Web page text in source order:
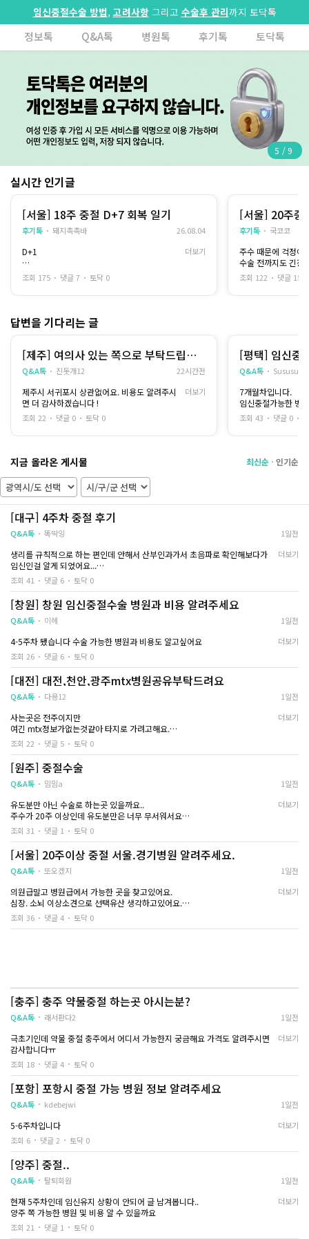
임신중절수술 방법, 고려사항그리고 수술후 관리까지 토닥톡
정보톡 Q&A톡 병원톡 후기톡 토닥톡
5 / 9
실시간 인기글
[서울] 18주 중절 D+7 회복 일기
후기톡 돼지촉촉바 26.08.04
D+1
집에 돌아온 뒤에는 몸도 마음도 많이 지쳐 있었
어요
최대한 쉬면서 몸을 회복하는 데만 집중했어요
수면 마취도 했었고 공복 시간이 길었어서 수술
그리고 수술 다음날에는 중절을 한 산부인과에
서 초음파 검사를 했어요
자궁 안에 남은 조직이 있을까 하는 부분 때문이
원장님께서 깨끗하게 잘 됐고 남은 조직도 없다
고 말씀해 주셨어요
그 말을 듣는 순간 수술이 끝났다는 안도감이 들
조금씩 움직일 수 있을 만큼 컨디션은 나아졌지
만
집에서 최대한 무리하지 않고 쉬면서 지냈어요
처음보다 몸은 한결 가벼워졌지만 작은 변화에
도 괜히 신경이 쓰이더라고요
출혈이 줄어드는지, 통증은 괜찮은지 하루에도
몇 번씩 몸 상태를 확인했습니다
D+5
걷는 것도 한결 편해졌고 일상생활도 조금씩 가
능해졌습니다
몸이 회복되고 있다는 게 느껴지니 마음도 아주
조금은 편안해지기 시작했어요
D+7
벌써 일주일이 지났네요
지금은 분비물이나 출혈도 거의 없는 상태이고
수술 직후에는 하루하루 시간이 너무 길게 느껴
졌는데
막상 지나고 보니 몸은 생각보다 빠르게 회복 되
고 있었더라고요
아직 밤에 잠을 잘 못자긴 하지만 마음도 많이 편
해졌어요
금은 제 몸을 믿고 하루하루 천천히 회복해 나가
려고 합니다
더보기
조회 175 댓글 7 토닥 0
[서울] 20주중
고 느꼈어요
후기톡 국코코
주수 때문에 걱정이
수술 전까지도 긴장
그래도 충분히 상담
을 선택했고
오랜 시간 자궁수축
축되기를 기다리는
시간이 길다 보니
간호사분이 중간중
불편한 점은 없는지
이 많이 줄었어요
수술이 끝난 뒤에
수술 전에는 회복
충분히 휴식을 취
찾아가는 느낌이 들
이번 일을 겪으면서
방식에 따라
각이 들었어요
혹시 저처럼 20주
라면 비용만 비교
그 부분이 생각보다
조회 122 댓글 15
답변을 기다리는 글
[제주] 여의사 있는 쪽으로 부탁드립니
다 !
Q&A톡 진돗개12 22시간전
제주시 서귀포시 상관없어요. 비용도 알려주시
면 더 감사하겠습니다 !
더보기
조회 22 댓글 0 토닥 0
[평택] 임신중
Q&A톡 Sususu00
7개월차입니다.
임신중절가능한 병
평택이나 평택 근방
조회 43 댓글 0
지금 올라온 게시물 최신순 인기순
[대구] 4주차 중절 후기
Q&A톡 똑딱잉 1일전
생리를 규칙적으로 하는 편인데 안해서 산부인과가서 초음파로 확인해보다가
임신인걸 알게 되었어요...
한번씩 미뤄질 때도 있어서 임테기는 안해봤어서 임신이라고 하니깐 진짜 아무
생각이 안나더라고요
임신중절병원 찾으려고 토닥톡에 가입을 했는데 많은 분들이 정보랑 위로해주셔
서 저도 수술하고 후기남길려고 글써요
능한 병원을 우선으로 찾았는데 다행히 일요일에도 수술이 된다는 병원이 있어
서
전화로 상담겸예약하고 일요일에 방문했어요
병원은 약간 옛날? 아늑한 느낌이 나는 곳이었는데 원장님이랑 부원장님이 수술
에 대해서 친절하게 알려주시고 너무 걱정하지말라고 말씀해주셔서 긴장이 덜
초음파로 주수확인하고 주수가 작아서 애기집 찾는데 좀 걸렸지만 찾아주셨고
나이가 좀 있으셔서 그런지 되게 여유롭고 잘 진료해주시더라고요
회복실은 1인실이었고 수술은 수면마취로 해서 되게 금방 끝난 느낌이었어요
영양제까지 다 맞으면 집에 가도 된다고 해서 다 맞고 좀 쉬다가 나왔어요
일주일 후에는 수술이 잘 되었는지 확인하러 꼭 오라고 해서 이번주에 확인하러
갈려고요
지금 수술한지 3일찬데 피가 많이 나오진 않지만 불안해서 생리대는 계속 차고
데 지금은 괜찮아요
저처럼 예상치 못하게 임신 사실을 알게 되었을 때 걱정도 많고 진짜 아무 생각이
안나실거에요ㅠㅠ
이런 말 하는 게 좀 그렇지만 남자친구나 남편한테 바로 사실을 알리고 애 낳을
생각이 없으면 빨리 수술하는 게 나은 거 같아요..
더보기
조회 41 댓글 6 토닥 0
[창원] 창원 임신중절수술 병원과 비용 알려주세요
Q&A톡 이헤 1일전
4-5주차 됐습니다 수술 가능한 병원과 비용도 알고싶어요
더보기
조회 26
댓글 6 토닥 0
[대전] 대전,천안,광주mtx병원공유부탁드려요
Q&A톡 다용12 1일전
사는곳은 전주이지만
여긴 mtx정보가없는것같아 타지로 가려고해요.
대전 광주 천안 등
정보공유부탁드립니다
더보기
조회 22 댓글 5 토닥 0
[원주] 중절수술
Q&A톡 밈밈a 1일전
유도분만 아닌 수술로 하는곳 있을까요..
주수가 20주 이상인데 유도분만은 너무 무서워서요
원주말고 다른곳이라도 추천 부탁드려요
당일예약 당일수술 가능한곳으로요
더보기
조회 31 댓글 1 토닥 0
[서울] 20주이상 중절 서울.경기병원 알려주세요.
Q&A톡 또오겠지 1일전
의원급말고 병원급에서 가능한 곳을 찾고있어요.
심장. 소뇌 이상소견으로 선택유산 생각하고있어요.
소중한 정보공유 감사합니다!
더보기
조회 36 댓글 4 토닥 0
[충주] 충주 약물중절 하는곳 아시는분?
Q&A톡 래서판다2 1일전
극초기인데 약물 중절 충주에서 어디서 가능한지 궁금해요 가격도 알려주시면
감사합니다ㅠ
더보기
조회 18 댓글 4 토닥 0
[포항] 포항시 중절 가능 병원 정보 알려주세요
Q&A톡 kdebejwi 1일전
5-6주차입니다
더보기
조회 6
댓글 2 토닥 0
[양주] 중절..
Q&A톡 탈퇴회원 1일전
현재 5주차인데 임신유지 상황이 안되어 글 남겨봅니다..
양주 쪽 가능한 병원 및 비용 알 수 있을까요
더보기
조회 21 댓글 1 토닥 0